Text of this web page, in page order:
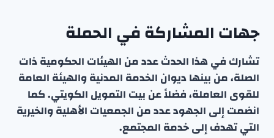
جهات المشاركة في الحملة
تشارك في هذا الحدث عدد من الهيئات الحكومية ذات
الصلة، من بينها ديوان الخدمة المدنية والهيئة العامة
للقوى العاملة، فضلاً عن بيت التمويل الكويتي. كما
انضمت إلى الجهود عدد من الجمعيات الأهلية والخيرية
التي تهدف إلى خدمة المجتمع.